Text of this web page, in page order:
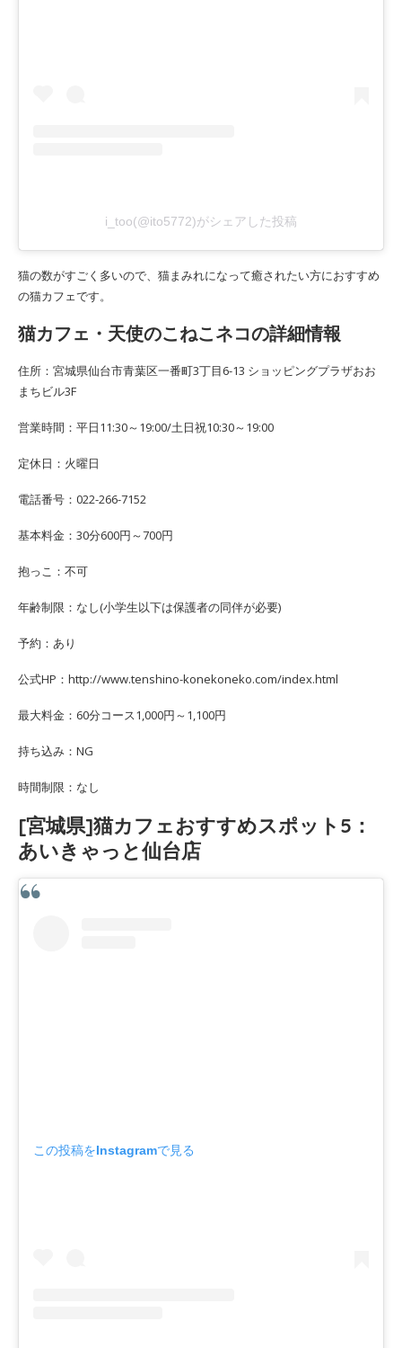
i_too(@ito5772)がシェアした投稿
猫の数がすごく多いので、猫まみれになって癒されたい方におすすめ
の猫カフェです。
猫カフェ・天使のこねこネコの詳細情報
住所：宮城県仙台市青葉区一番町3丁目6-13 ショッピングプラザおお
まちビル3F
営業時間：平日11:30～19:00/土日祝10:30～19:00
定休日：火曜日
電話番号：022-266-7152
基本料金：30分600円～700円
抱っこ：不可
年齢制限：なし(小学生以下は保護者の同伴が必要)
予約：あり
公式HP：http://www.tenshino-konekoneko.com/index.html
最大料金：60分コース1,000円～1,100円
持ち込み：NG
時間制限：なし
[宮城県]猫カフェおすすめスポット5：
あいきゃっと仙台店
この投稿をInstagramで見る